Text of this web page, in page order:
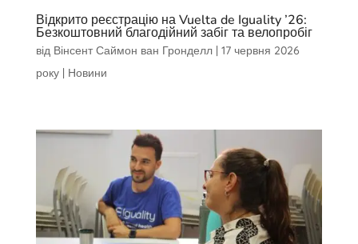
Відкрито реєстрацію на Vuelta de Iguality ’26:
Безкоштовний благодійний забіг та велопробіг
від Вінсент Саймон ван Гронделл| 17 червня 2026
року| Новини